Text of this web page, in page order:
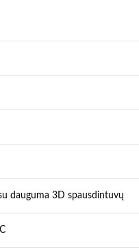
dauguma 3D spausdintuvų